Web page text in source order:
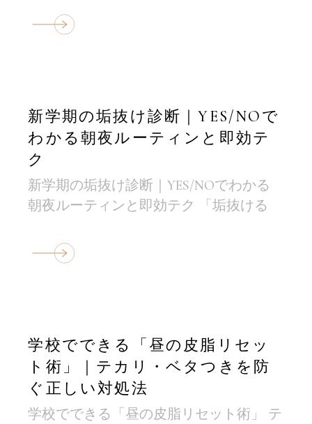
新学期の垢抜け診断｜YES/NOで
わかる朝夜ルーティンと即効テ
ク
新学期の垢抜け診断｜YES/NOでわかる
朝夜ルーティンと即効テク 「垢抜ける
学校でできる「昼の皮脂リセッ
ト術」｜テカリ・ベタつきを防
ぐ正しい対処法
学校でできる「昼の皮脂リセット術」 テ